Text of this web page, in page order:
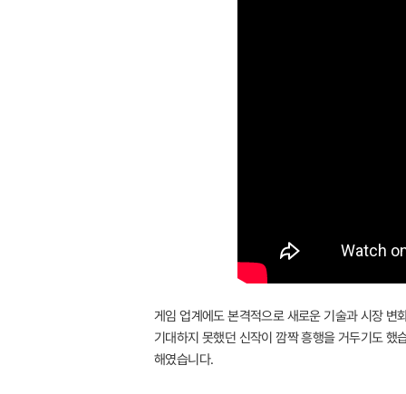
게임 업계에도 본격적으로 새로운 기술과 시장
기대하지 못했던 신작이 깜짝 흥행을 거두기도
해였습니다.